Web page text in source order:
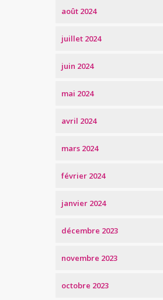
août 2024
juillet 2024
juin 2024
mai 2024
avril 2024
mars 2024
février 2024
janvier 2024
décembre 2023
novembre 2023
octobre 2023